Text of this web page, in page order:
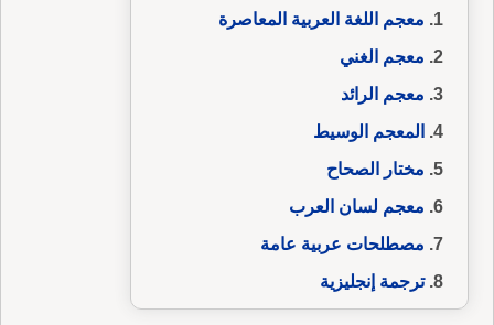
معجم اللغة العربية المعاصرة
معجم الغني
معجم الرائد
المعجم الوسيط
مختار الصحاح
معجم لسان العرب
مصطلحات عربية عامة
ترجمة إنجليزية